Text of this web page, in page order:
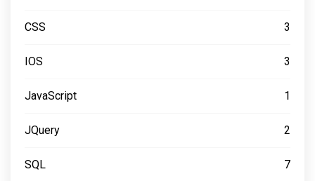
CSS 3
IOS 3
JavaScript 1
JQuery 2
SQL 7